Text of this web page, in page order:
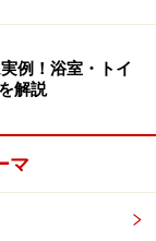
ことができる
新しくすること
例！浴室・トイ
解説
マ